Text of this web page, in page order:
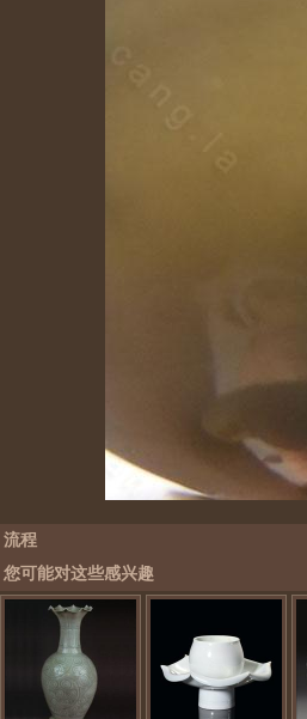
流程
您可能对这些感兴趣